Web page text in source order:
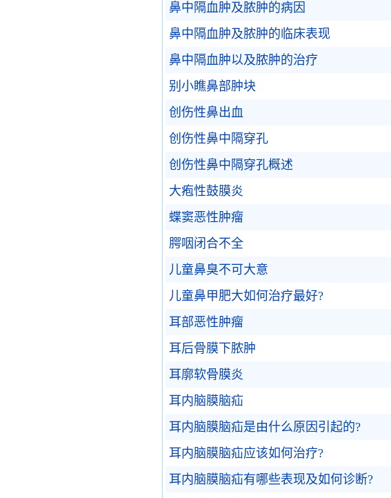
鼻中隔血肿及脓肿的病因
鼻中隔血肿及脓肿的临床表现
鼻中隔血肿以及脓肿的治疗
别小瞧鼻部肿块
创伤性鼻出血
创伤性鼻中隔穿孔
创伤性鼻中隔穿孔概述
大疱性鼓膜炎
蝶窦恶性肿瘤
腭咽闭合不全
儿童鼻臭不可大意
儿童鼻甲肥大如何治疗最好?
耳部恶性肿瘤
耳后骨膜下脓肿
耳廓软骨膜炎
耳内脑膜脑疝
耳内脑膜脑疝是由什么原因引起的?
耳内脑膜脑疝应该如何治疗?
耳内脑膜脑疝有哪些表现及如何诊断?